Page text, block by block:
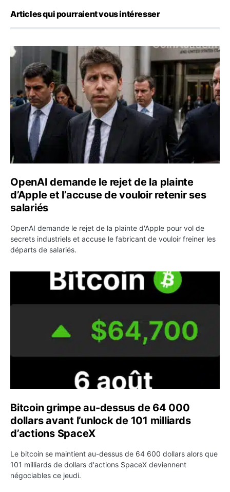
Articles qui pourraient vous intéresser
OpenAI demande le rejet de la plainte d’Apple et
OpenAI demande le rejet de la plainte
d’Apple et l’accuse de vouloir retenir ses
salariés
OpenAI demande le rejet de la plainte d'Apple pour vol de
secrets industriels et accuse le fabricant de vouloir freiner les
départs de salariés.
Bitcoin grimpe au-dessus de 64 000 dollars avant
Bitcoin grimpe au-dessus de 64 000
dollars avant l’unlock de 101 milliards
d’actions SpaceX
Le bitcoin se maintient au-dessus de 64 600 dollars alors que
101 milliards de dollars d'actions SpaceX deviennent
négociables ce jeudi.